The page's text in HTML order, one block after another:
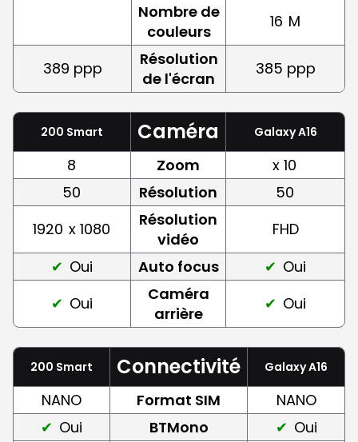
Nombre de
couleurs
16 M
389 ppp
Résolution
de l'écran
385 ppp
200 Smart Caméra Galaxy A16
8 Zoom
x 10
50
Résolution
50
1920 x 1080
Résolution
vidéo
FHD
Oui
Auto focus
Oui
Oui
Caméra
arrière
Oui
200 Smart Connectivité Galaxy A16
NANO Format SIM
NANO
Oui
BTMono
Oui